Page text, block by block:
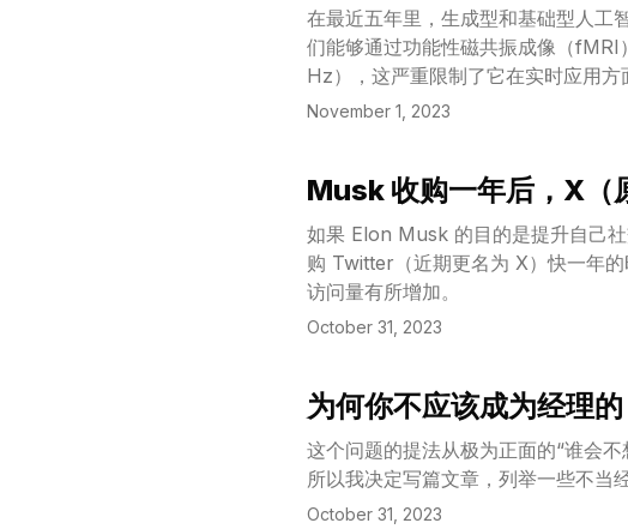
在最近五年里，生成型和基础型人工
们能够通过功能性磁共振成像（
Hz），这严重限制了它在实时应用
（MEG）这种设备。MEG 能以极高
务上的表现比传统的线性解码器提升
码大脑对图像的反应，尤其是在反应
我们将同样的方法应用到 7T fMRI
码人脑视觉过程方面迈出了重要的一
November 1, 2023
Musk 收购一年后，X
如果 Elon Musk 的目的是提升自己
购 Twitter（近期更名为 X）快一年
访问量有所增加。
October 31, 2023
View Article
为何你不应该成为经理
这个问题的提法从极为正面的“谁会
所以我决定写篇文章，列举一些不当
October 31, 2023
View Article